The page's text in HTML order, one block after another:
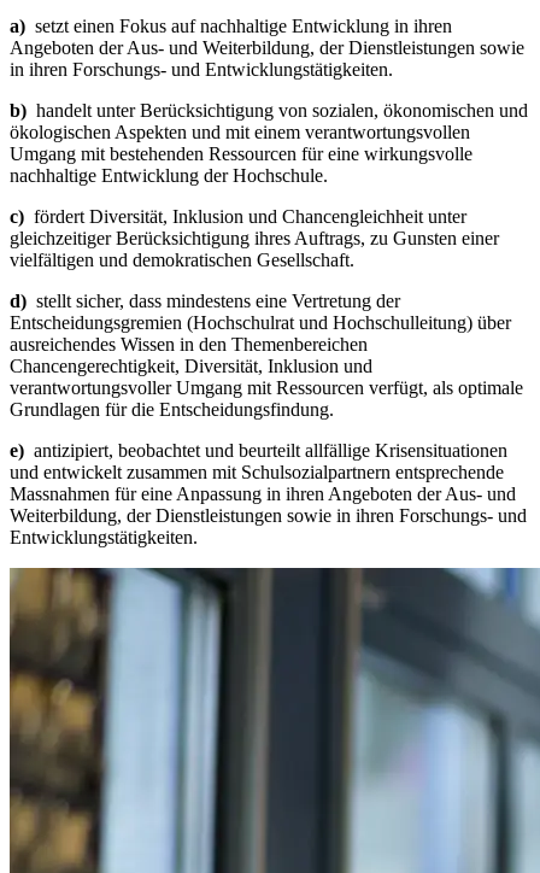
a) setzt einen Fokus auf nachhaltige Entwicklung in ihren
Angeboten der Aus- und Weiterbildung, der Dienstleistungen sowie
in ihren Forschungs- und Entwicklungstätigkeiten.
b) handelt unter Berücksichtigung von sozialen, ökonomischen und
ökologischen Aspekten und mit einem verantwortungsvollen
Umgang mit bestehenden Ressourcen für eine wirkungsvolle
nachhaltige Entwicklung der Hochschule.
c) fördert Diversität, Inklusion und Chancengleichheit unter
gleichzeitiger Berücksichtigung ihres Auftrags, zu Gunsten einer
vielfältigen und demokratischen Gesellschaft.
d) stellt sicher, dass mindestens eine Vertretung der
Entscheidungsgremien (Hochschulrat und Hochschulleitung) über
ausreichendes Wissen in den Themenbereichen
Chancengerechtigkeit, Diversität, Inklusion und
verantwortungsvoller Umgang mit Ressourcen verfügt, als optimale
Grundlagen für die Entscheidungsfindung.
e) antizipiert, beobachtet und beurteilt allfällige Krisensituationen
und entwickelt zusammen mit Schulsozialpartnern entsprechende
Massnahmen für eine Anpassung in ihren Angeboten der Aus- und
Weiterbildung, der Dienstleistungen sowie in ihren Forschungs- und
Entwicklungstätigkeiten.